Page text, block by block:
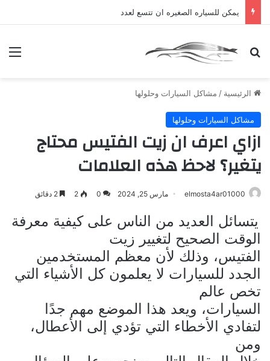
يمكن للسياره الصغيره ان تتسع لعدد
بحث عن
الرئيسية / مشاكل السيارات وحلولها
مشاكل السيارات وحلولها
ازاي اعرف ان زيت الفتيس محتاج
يتغير؟ لاحظ هذه العلامات
elmosta4ar01000 مارس 25, 2024 0
2
يتسائل العديد من الناس على كيفية معرفة
الوقت الصحيح لتغيير زيت
الفتيس، وذلك لأن معظم المستخدمين
الجدد للسيارات لا يعلمون كل الأشياء التي
تخص عالم
السيارات، ويعد هذا الموضع مهم جدًا
لتفادي الأخطاء التي تؤدي إلى الأعطال،
ومن